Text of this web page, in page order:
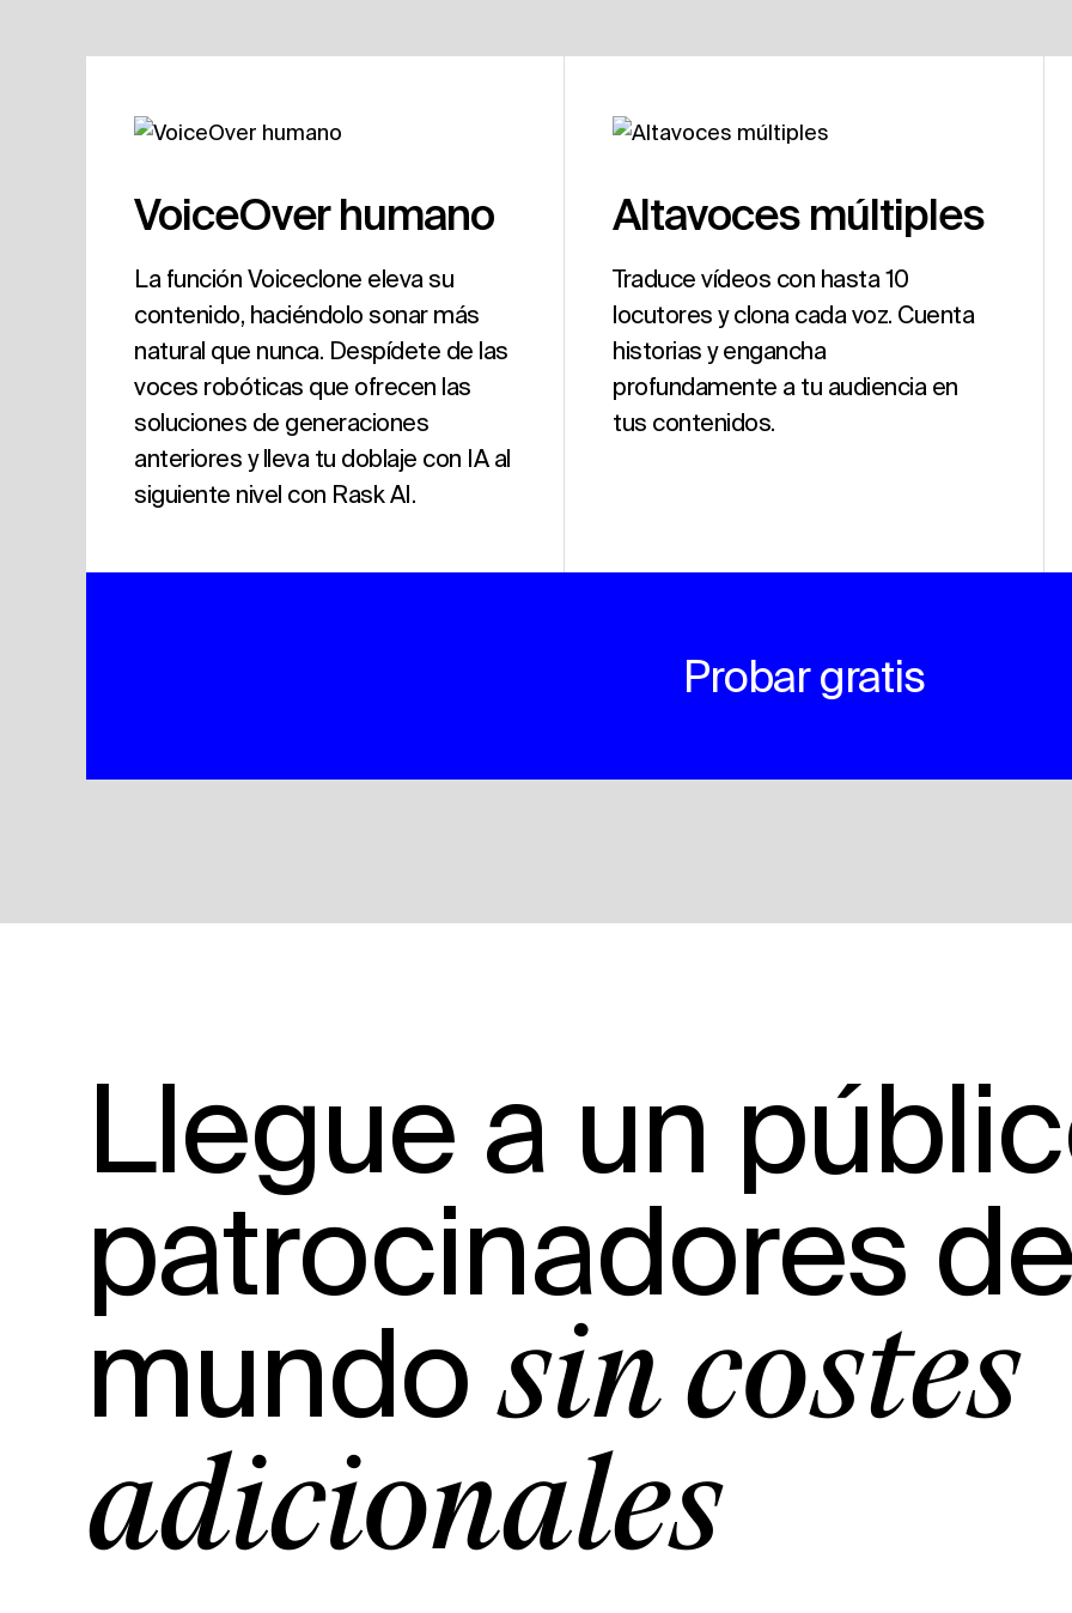
VoiceOver humano
La función Voiceclone eleva su
contenido, haciéndolo sonar más
natural que nunca. Despídete de las
voces robóticas que ofrecen las
soluciones de generaciones
anteriores y lleva tu doblaje con IA al
siguiente nivel con Rask AI.
Altavoces múltiples
Traduce vídeos con hasta 10
locutores y clona cada voz. Cuenta
historias y engancha
profundamente a tu audiencia en
tus contenidos.
Probar gratis
Llegue a un
patrocinadores
mundo sin costes
adicionales